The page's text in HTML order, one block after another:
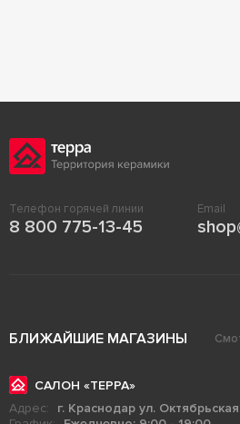
Телефон горячей линии
8 800 775-13-45
Email
БЛИЖАЙШИЕ МАГАЗИНЫ
САЛОН «ТЕРРА»
Адрес:
г. Краснодар ул.